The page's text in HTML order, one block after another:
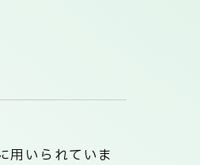
いられていま